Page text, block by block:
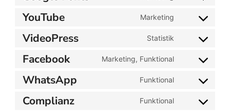
active-
Consent
google-
YouTube Marketing
Consent
youtube
VideoPress Statistik
Consent
videopress
Facebook Marketing, Funktional
Consent
facebook
WhatsApp Funktional
Consent
Complianz Funktional
Consent